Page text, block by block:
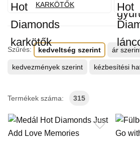
KARKÖTŐK
Szűrés: kedveltség szerint ár
kedvezmények szerint kézbesítési
Termékek száma: 315